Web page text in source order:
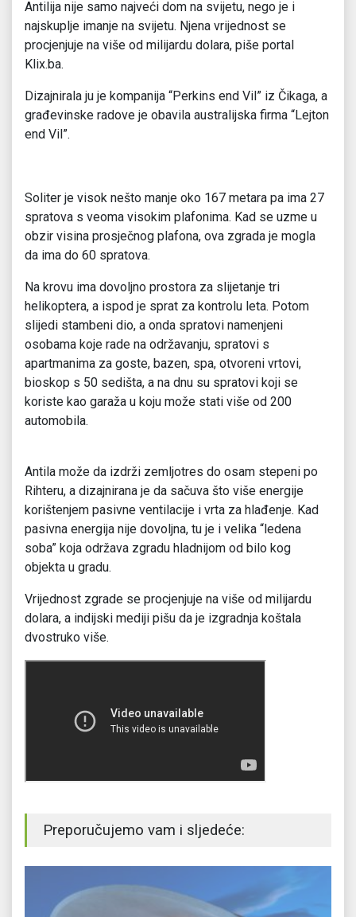
Antilija nije samo najveći dom na svijetu, nego je i
najskuplje imanje na svijetu. Njena vrijednost se
procjenjuje na više od milijardu dolara, piše portal
Klix.ba.
Dizajnirala ju je kompanija “Perkins end Vil” iz Čikaga, a
građevinske radove je obavila australijska firma “Lejton
end Vil”.
Soliter je visok nešto manje oko 167 metara pa ima 27
spratova s veoma visokim plafonima. Kad se uzme u
obzir visina prosječnog plafona, ova zgrada je mogla
da ima do 60 spratova.
Na krovu ima dovoljno prostora za slijetanje tri
helikoptera, a ispod je sprat za kontrolu leta. Potom
slijedi stambeni dio, a onda spratovi namenjeni
osobama koje rade na održavanju, spratovi s
apartmanima za goste, bazen, spa, otvoreni vrtovi,
bioskop s 50 sedišta, a na dnu su spratovi koji se
koriste kao garaža u koju može stati više od 200
automobila.
Antila može da izdrži zemljotres do osam stepeni po
Rihteru, a dizajnirana je da sačuva što više energije
korištenjem pasivne ventilacije i vrta za hlađenje. Kad
pasivna energija nije dovoljna, tu je i velika “ledena
soba” koja održava zgradu hladnijom od bilo kog
objekta u gradu.
Vrijednost zgrade se procjenjuje na više od milijardu
dolara, a indijski mediji pišu da je izgradnja koštala
dvostruko više.
Preporučujemo vam i sljedeće: